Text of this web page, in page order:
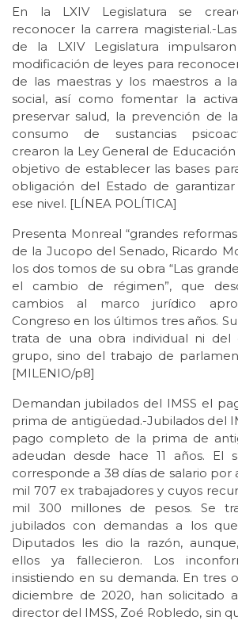
En la LXIV Legislatura se
reconocer la carrera magisterial.-
de la LXIV Legislatura
modificación de leyes para
de las maestras y los maestros a
social, así como fomentar la
preservar salud, la prevención de
consumo de sustancias
crearon la Ley General de
objetivo de establecer las bases
obligación del Estado de
ese nivel. [LÍNEA POLÍTICA]
Presenta Monreal “grandes
de la Jucopo del Senado, Ricardo
los dos tomos de su obra “Las
el cambio de régimen”, que
cambios al marco jurídico
Congreso en los últimos tres años.
trata de una obra individual ni del
grupo, sino del trabajo de
[MILENIO/p8]
Demandan jubilados del IMSS el
prima de antigüedad.-Jubilados del
pago completo de la prima de
adeudan desde hace 11 años. El
corresponde a 38 días de salario por
mil 707 ex trabajadores y cuyos
mil 300 millones de pesos. Se
jubilados con demandas a los
Diputados les dio la razón,
ellos ya fallecieron. Los
insistiendo en su demanda. En tres
diciembre de 2020, han solicitado
director del IMSS, Zoé Robledo, sin